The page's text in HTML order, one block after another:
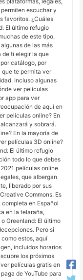
escuchar y
favoritos. ¿Cuáles
El último refugio
de este tipo,
de las más
de ti elegir la que
catálogo, por
que te permita ver
Incluso algunas
ver películas
app para ver
de aquí en
películas online? En
y sobrará.
En la mayoría de
películas 3D online?
El último refugio
todo lo que debes
películas online
que albergan
liberado por sus
Commons. Es
en Español
en la telaraña,
Greenland: El último
Pero si
estos, aquí
incluidos horarios
los próximos
películas gratis en
de YouTube para